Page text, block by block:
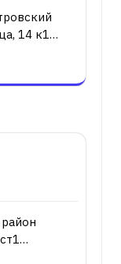
14 к1…